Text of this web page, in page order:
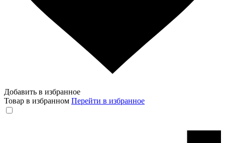
Добавить в избранное
Товар в избранном Перейти в избранное